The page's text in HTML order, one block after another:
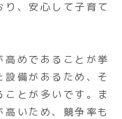
、安心して子育て
めであることが挙
備があるため、そ
とが多いです。ま
いため、競争率も